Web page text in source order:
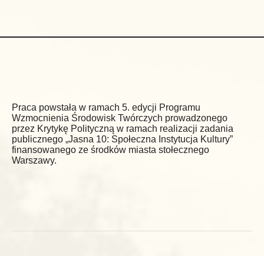
Praca powstała w ramach 5. edycji Programu
Wzmocnienia Środowisk Twórczych prowadzonego
przez Krytykę Polityczną w ramach realizacji zadania
publicznego „Jasna 10: Społeczna Instytucja Kultury”
finansowanego ze środków miasta stołecznego
Warszawy.